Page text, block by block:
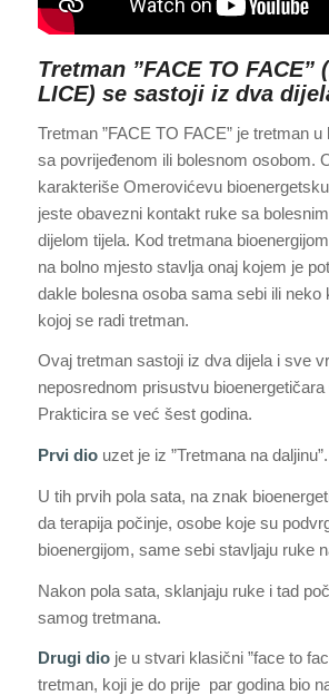
Tretman ”FACE TO FACE”
LICE) se sastoji iz dva
Tretman ”FACE TO FACE” je tretman
sa povrijeđenom ili bolesnom osobom.
karakteriše Omerovićevu
jeste obavezni kontakt ruke sa
dijelom tijela. Kod tretmana
na bolno mjesto stavlja onaj kojem je
dakle bolesna osoba sama sebi ili neko
kojoj se radi tretman.
Ovaj tretman sastoji iz dva dijela i sve
neposrednom prisustvu
Prakticira se već šest godina.
Prvi diouzet je iz ”Tretmana na daljinu”.
U tih prvih pola sata, na znak
da terapija počinje, osobe koje su
bioenergijom, same sebi stavljaju ruke
Nakon pola sata, sklanjaju ruke i tad
samog tretmana.
Drugi dioje u stvari klasični ”face to
tretman, koji je do prije par godina bio